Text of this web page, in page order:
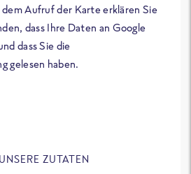
Aufruf der Karte erklären Sie
dass Ihre Daten an Google
dass Sie die
gelesen haben.
ZUTATEN